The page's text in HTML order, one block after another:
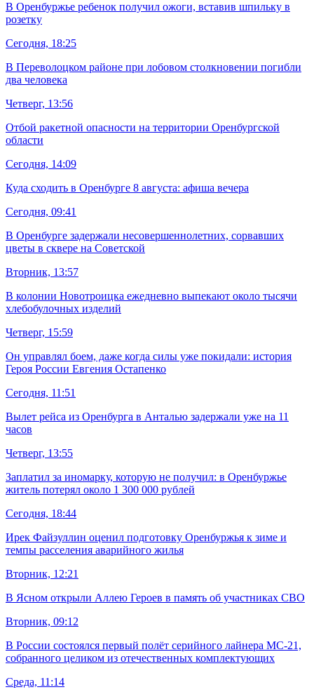
В Оренбуржье ребенок получил ожоги, вставив шпильку в
розетку
Сегодня, 18:25
В Переволоцком районе при лобовом столкновении погибли
два человека
Четверг, 13:56
Отбой ракетной опасности на территории Оренбургской
области
Сегодня, 14:09
Куда сходить в Оренбурге 8 августа: афиша вечера
Сегодня, 09:41
В Оренбурге задержали несовершеннолетних, сорвавших
цветы в сквере на Советской
Вторник, 13:57
В колонии Новотроицка ежедневно выпекают около тысячи
хлебобулочных изделий
Четверг, 15:59
Он управлял боем, даже когда силы уже покидали: история
Героя России Евгения Остапенко
Сегодня, 11:51
Вылет рейса из Оренбурга в Анталью задержали уже на 11
часов
Четверг, 13:55
Заплатил за иномарку, которую не получил: в Оренбуржье
житель потерял около 1 300 000 рублей
Сегодня, 18:44
Ирек Файзуллин оценил подготовку Оренбуржья к зиме и
темпы расселения аварийного жилья
Вторник, 12:21
В Ясном открыли Аллею Героев в память об участниках СВО
Вторник, 09:12
В России состоялся первый полёт серийного лайнера МС-21,
собранного целиком из отечественных комплектующих
Среда, 11:14